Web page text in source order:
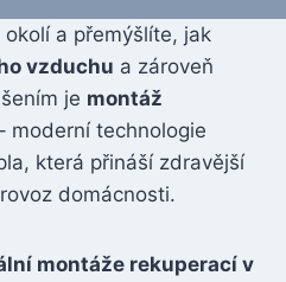
a přemýšlíte, jak
vzduchu a zároveň
je montáž
moderní technologie
která přináší zdravější
domácnosti.
montáže rekuperací v